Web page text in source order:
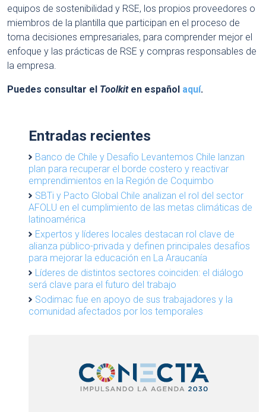
equipos de sostenibilidad y RSE, los propios proveedores o
miembros de la plantilla que participan en el proceso de
toma decisiones empresariales, para comprender mejor el
enfoque y las prácticas de RSE y compras responsables de
la empresa.
Puedes consultar el Toolkiten español aquí.
Entradas recientes
Banco de Chile y Desafío Levantemos Chile lanzan
plan para recuperar el borde costero y reactivar
emprendimientos en la Región de Coquimbo
SBTi y Pacto Global Chile analizan el rol del sector
AFOLU en el cumplimiento de las metas climáticas de
latinoamérica
Expertos y líderes locales destacan rol clave de
alianza público-privada y definen principales desafíos
para mejorar la educación en La Araucanía
Líderes de distintos sectores coinciden: el diálogo
será clave para el futuro del trabajo
Sodimac fue en apoyo de sus trabajadores y la
comunidad afectados por los temporales